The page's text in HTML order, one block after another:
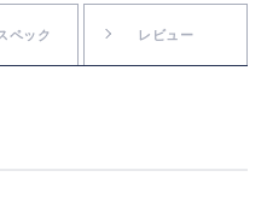
ペック レビュー